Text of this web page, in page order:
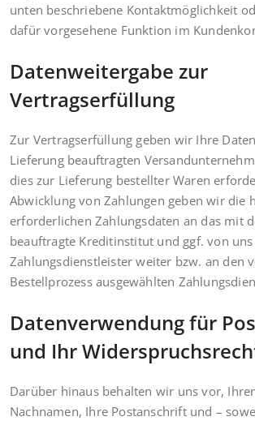
unten beschriebene Kontaktmöglichkeit
dafür vorgesehene Funktion im
Datenweitergabe zur
Vertragserfüllung
Zur Vertragserfüllung geben wir Ihre
Lieferung beauftragten
dies zur Lieferung bestellter Waren
Abwicklung von Zahlungen geben wir die
erforderlichen Zahlungsdaten an das mit
beauftragte Kreditinstitut und ggf. von
Zahlungsdienstleister weiter bzw. an den
Bestellprozess ausgewählten
Datenverwendung für
und Ihr
Darüber hinaus behalten wir uns vor,
Nachnamen, Ihre Postanschrift und –